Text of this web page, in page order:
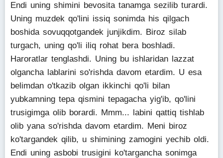
Endi uning shimini bevosita tanamga sezilib turardi.
Uning muzdek qo'lini issiq sonimda his qilgach
boshida sovuqqotgandek junjikdim. Biroz silab
turgach, uning qo'li iliq rohat bera boshladi.
Haroratlar tenglashdi. Uning bu ishlaridan lazzat
olgancha lablarini so'rishda davom etardim. U esa
belimdan o'tkazib olgan ikkinchi qo'li bilan
yubkamning tepa qismini tepagacha yig'ib, qo'lini
trusigimga olib borardi. Mmm... labini qattiq tishlab
olib yana so'rishda davom etardim. Meni biroz
ko'targandek qilib, u shimining zamogini yechib oldi.
Endi uning asbobi trusigini ko'targancha sonimga